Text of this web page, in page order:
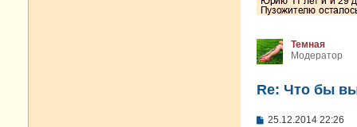
Темная
Модератор
Re: Что бы
С
25.12.2014 22:26